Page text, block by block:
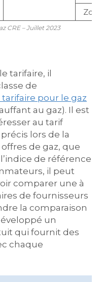
CRE – Juillet 2023
tarifaire, il
de
tarifaire pour le gaz
au gaz). Il est
au tarif
lors de la
de gaz, que
de référence
il peut
comparer une à
de fournisseurs
la comparaison
un
qui fournit des
chaque